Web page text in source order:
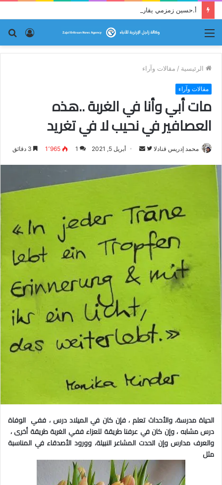
أ.حسين زمزمي يقارع النظام حجة بحجة
تسجيل
الدخول
الرئيسية / مقالات وآراء
مقالات وآراء
مات أبي وأنا في الغربة ..هذه
العصافير في نحيب لا في تغريد
محمد إدريس قنادلا
ت
ب
ل
ى
و
س
ر
ي
ا
ك
ر
و
ن
ي
أبريل 5, 2021 1 1٬965
الحياة مدرسة، والأحداث تعلم ، فإن كان في الميلاد درس ، ففي الوفاة
درس مشابه ، وإن كان في عرفنا طريقة للعزاء ففي الغربة طريقة أخرى ،
والعرف مدارس وإن اتحدت المشاعر النبيلة، وورود الأصدقاء في المناسبة
مثل